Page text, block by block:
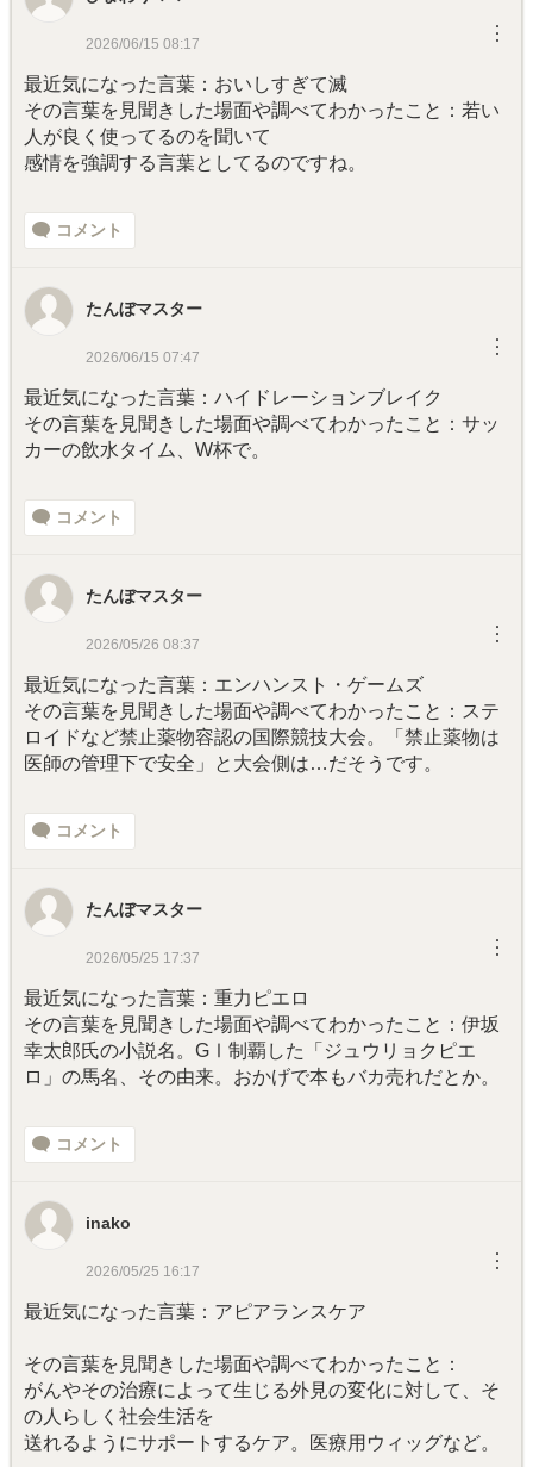
2026/06/15 08:17 ︙
最近気になった言葉：おいしすぎて滅
その言葉を見聞きした場面や調べてわかったこと：若い
人が良く使ってるのを聞いて
感情を強調する言葉としてるのですね。
コメント
たんぼマスター
2026/06/15 07:47 ︙
最近気になった言葉：ハイドレーションブレイク
その言葉を見聞きした場面や調べてわかったこと：サッ
カーの飲水タイム、W杯で。
コメント
たんぼマスター
2026/05/26 08:37 ︙
最近気になった言葉：エンハンスト・ゲームズ
その言葉を見聞きした場面や調べてわかったこと：ステ
ロイドなど禁止薬物容認の国際競技大会。「禁止薬物は
医師の管理下で安全」と大会側は…だそうです。
コメント
たんぼマスター
2026/05/25 17:37 ︙
最近気になった言葉：重力ピエロ
その言葉を見聞きした場面や調べてわかったこと：伊坂
幸太郎氏の小説名。GⅠ制覇した「ジュウリョクピエ
ロ」の馬名、その由来。おかげで本もバカ売れだとか。
コメント
inako
2026/05/25 16:17 ︙
最近気になった言葉：アピアランスケア
その言葉を見聞きした場面や調べてわかったこと：
がんやその治療によって生じる外見の変化に対して、そ
の人らしく社会生活を
送れるようにサポートするケア。医療用ウィッグなど。